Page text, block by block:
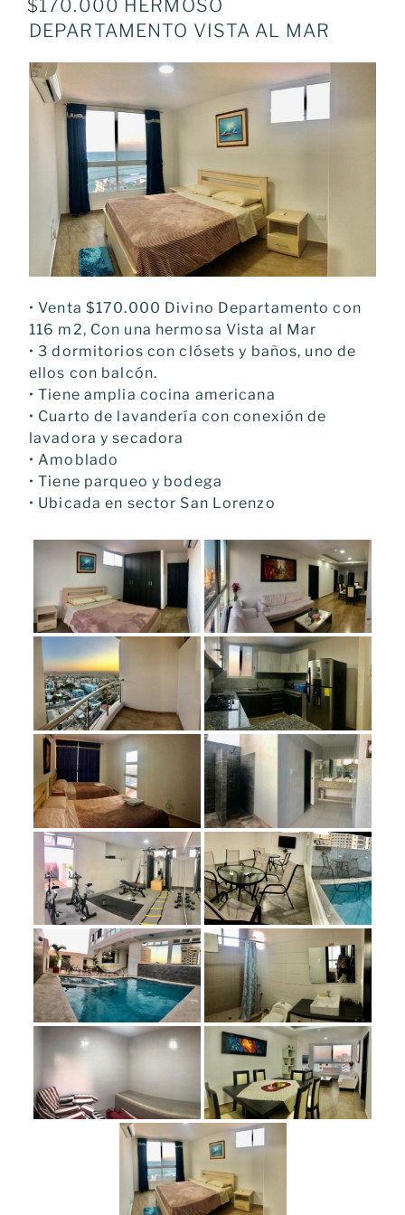
$170.000 HERMOSO
DEPARTAMENTO VISTA AL MAR
• Venta $170.000 Divino Departamento con
116 m2, Con una hermosa Vista al Mar
• 3 dormitorios con clósets y baños, uno de
ellos con balcón.
• Tiene amplia cocina americana
• Cuarto de lavandería con conexión de
lavadora y secadora
• Amoblado
• Tiene parqueo y bodega
• Ubicada en sector San Lorenzo